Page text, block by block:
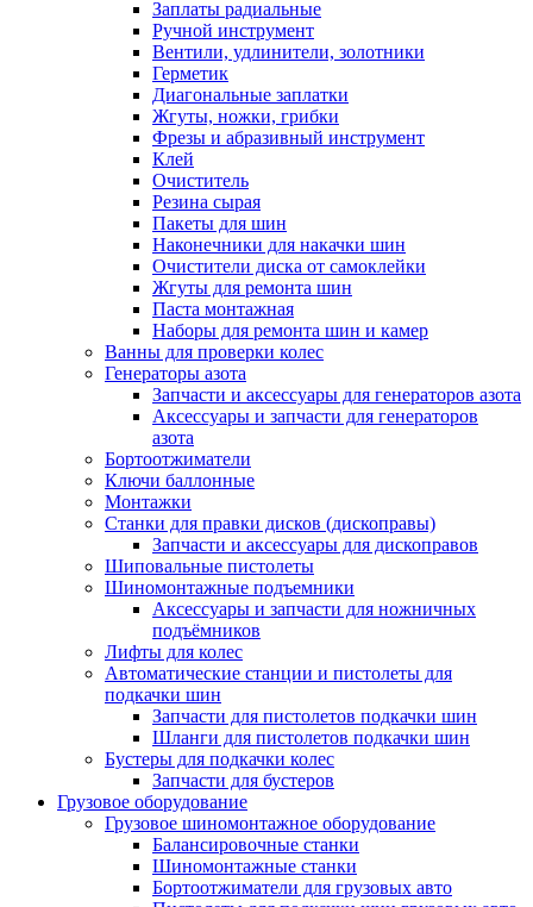
Заплаты радиальные
Ручной инструмент
Вентили, удлинители, золотники
Герметик
Диагональные заплатки
Жгуты, ножки, грибки
Фрезы и абразивный инструмент
Клей
Очиститель
Резина сырая
Пакеты для шин
Наконечники для накачки шин
Очистители диска от самоклейки
Жгуты для ремонта шин
Паста монтажная
Наборы для ремонта шин и камер
Ванны для проверки колес
Генераторы азота
Запчасти и аксессуары для генераторов азота
Аксессуары и запчасти для генераторов
азота
Бортоотжиматели
Ключи баллонные
Монтажки
Станки для правки дисков (дископравы)
Запчасти и аксессуары для дископравов
Шиповальные пистолеты
Шиномонтажные подъемники
Аксессуары и запчасти для ножничных
подъёмников
Лифты для колес
Автоматические станции и пистолеты для
подкачки шин
Запчасти для пистолетов подкачки шин
Шланги для пистолетов подкачки шин
Бустеры для подкачки колес
Запчасти для бустеров
Грузовое оборудование
Грузовое шиномонтажное оборудование
Балансировочные станки
Шиномонтажные станки
Бортоотжиматели для грузовых авто